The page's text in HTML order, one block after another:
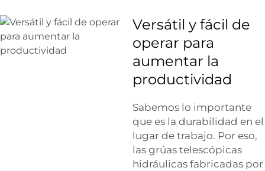
Versátil y fácil de
operar para
aumentar la
productividad
Sabemos lo importante
que es la durabilidad en el
lugar de trabajo. Por eso,
las grúas telescópicas
hidráulicas fabricadas por